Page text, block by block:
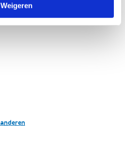
Weigeren